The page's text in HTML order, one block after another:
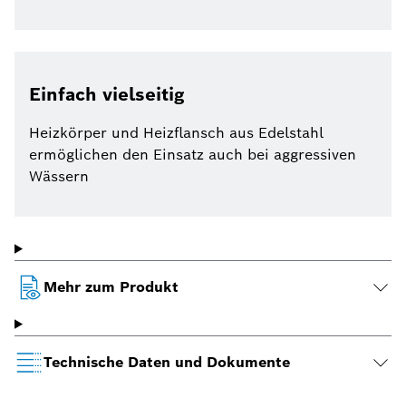
Einfach vielseitig
Heizkörper und Heizflansch aus Edelstahl
ermöglichen den Einsatz auch bei aggressiven
Wässern
Mehr zum Produkt
Technische Daten und Dokumente